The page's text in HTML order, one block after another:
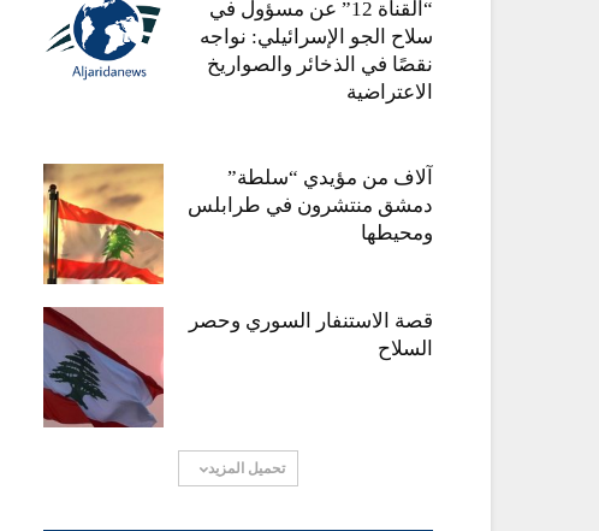
“القناة 12” عن مسؤول في
سلاح الجو الإسرائيلي: نواجه
نقصًا في الذخائر والصواريخ
الاعتراضية
آلاف من مؤيدي “سلطة”
دمشق منتشرون في طرابلس
ومحيطها
قصة الاستنفار السوري وحصر
السلاح
تحميل المزيد